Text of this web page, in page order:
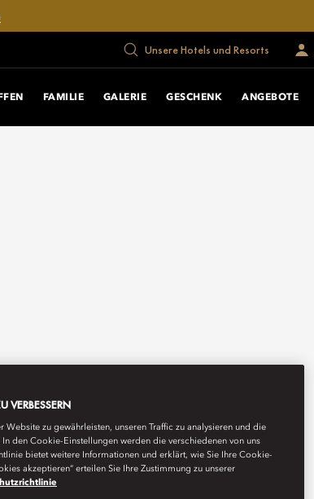
Unsere Hotels und Resorts
FAMILIE GALERIE GESCHENK ANGEBOTE
VERBESSERN
zu gewährleisten, unseren Traffic zu analysieren und die
den Cookie-Einstellungen werden die verschiedenen von uns
bietet weitere Informationen und erklärt, wie Sie Ihre Cookie-
akzeptieren“ erteilen Sie Ihre Zustimmung zu unserer